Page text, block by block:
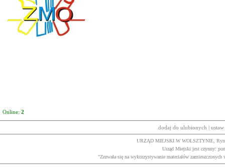
Online: 2
dodaj do ulubionych |
URZĄD MIEJSKI W WOLSZTYNIE,
Urząd Miejski jest czynny:
"Zezwala się na wykorzystywanie materiałów